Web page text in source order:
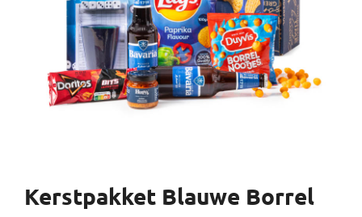
Kerstpakket Blauwe Borrel